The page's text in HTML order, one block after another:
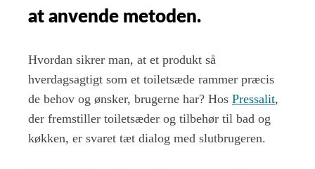
at anvende metoden.
Hvordan sikrer man, at et produkt så
hverdagsagtigt som et toiletsæde rammer præcis
de behov og ønsker, brugerne har? Hos Pressalit,
der fremstiller toiletsæder og tilbehør til bad og
køkken, er svaret tæt dialog med slutbrugeren.